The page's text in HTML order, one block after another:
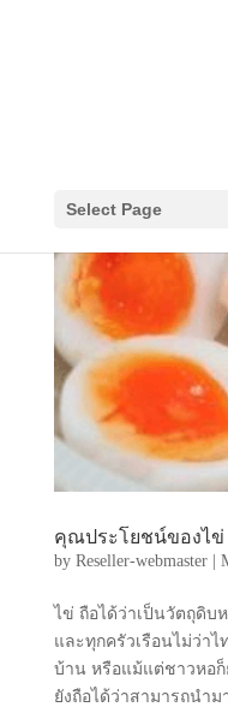
Select Page
คุณประโยชน์ของไข่
by Reseller-webmaster|
ไข่ ถือได้ว่าเป็นวัตถุดิบ
และทุกครัวเรือนไม่ว่าไ
บ้าน หรือแม้แต่ชาวหอ
ยังถือได้ว่าสามารถนำ